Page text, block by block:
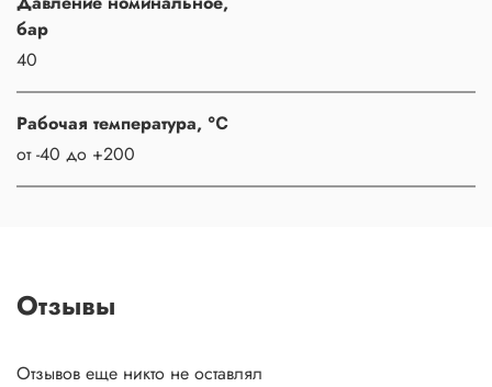
бар
40
Рабочая температура, ℃
от -40 до +200
Отзывы
Отзывов еще никто не оставлял